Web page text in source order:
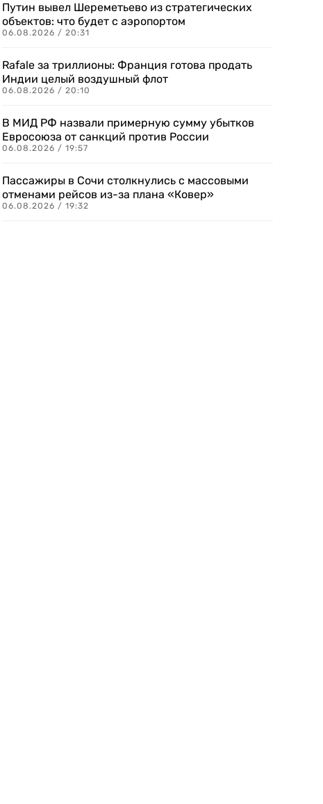
Путин вывел Шереметьево из стратегических
объектов: что будет с аэропортом
06.08.2026 / 20:31
Rafale за триллионы: Франция готова продать
Индии целый воздушный флот
06.08.2026 / 20:10
В МИД РФ назвали примерную сумму убытков
Евросоюза от санкций против России
06.08.2026 / 19:57
Пассажиры в Сочи столкнулись с массовыми
отменами рейсов из-за плана «Ковер»
06.08.2026 / 19:32